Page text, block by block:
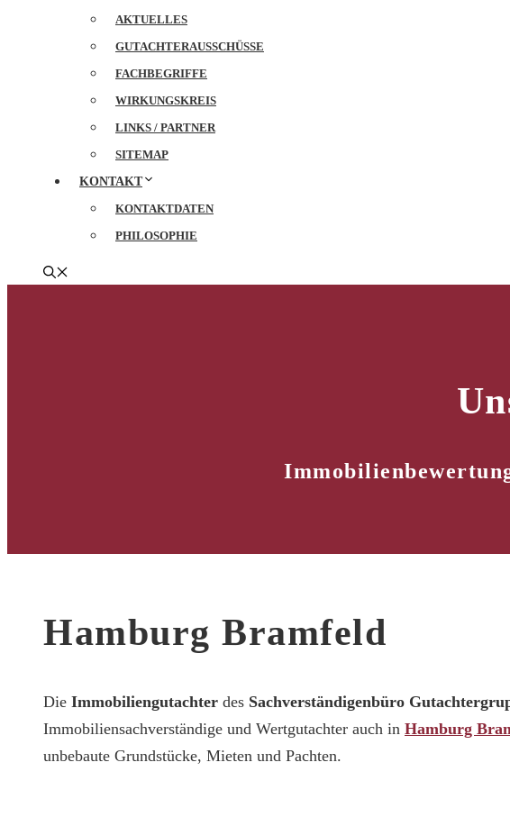
AKTUELLES
GUTACHTERAUSSCHÜSSE
FACHBEGRIFFE
WIRKUNGSKREIS
LINKS / PARTNER
SITEMAP
KONTAKT
KONTAKTDATEN
PHILOSOPHIE
Hamburg Bramfeld
Die Immobiliengutachter des Sachverständigenbüro
Immobiliensachverständige und Wertgutachter auch in Hamburg
unbebaute Grundstücke, Mieten und Pachten.